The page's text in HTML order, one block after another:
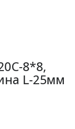
8*8,
L-25мм